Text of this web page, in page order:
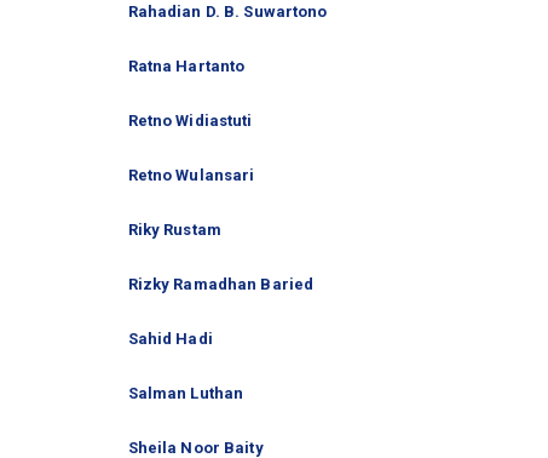
Rahadian D. B. Suwartono
Ratna Hartanto
Retno Widiastuti
Retno Wulansari
Riky Rustam
Rizky Ramadhan Baried
Sahid Hadi
Salman Luthan
Sheila Noor Baity